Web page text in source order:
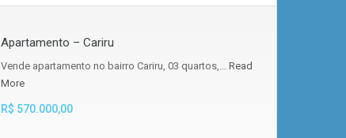
Apartamento – Cariru
Vende apartamento no bairro Cariru, 03 quartos,… Read
More
R$ 570.000,00